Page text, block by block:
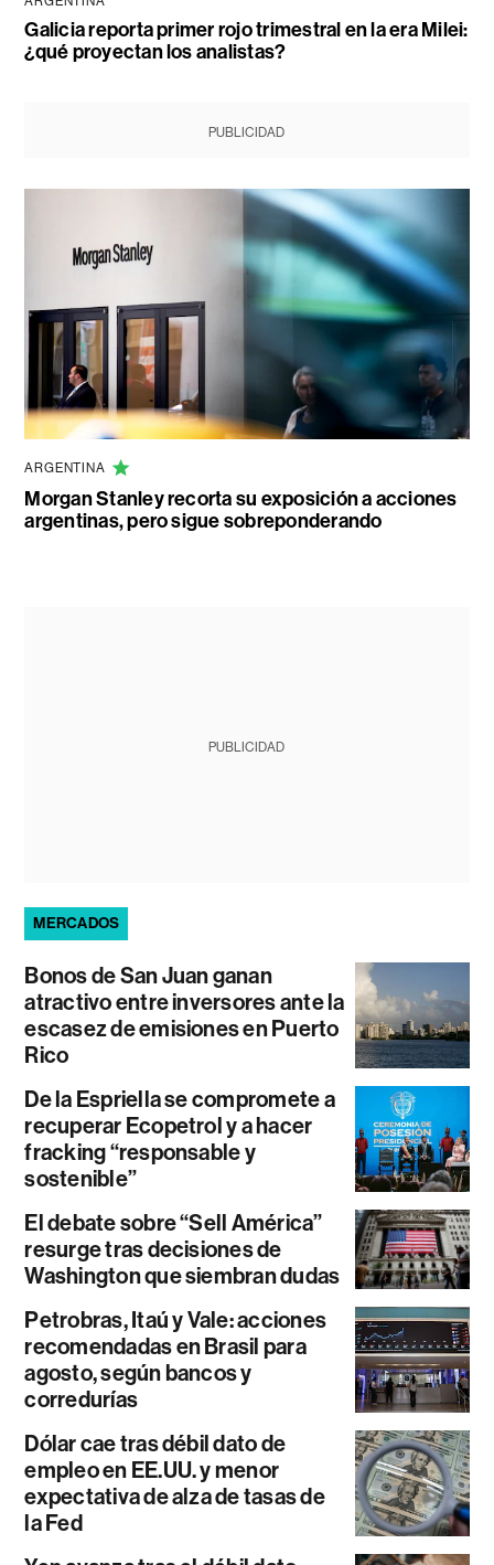
Galicia reporta primer rojo trimestral en la era Milei:
¿qué proyectan los analistas?
PUBLICIDAD
ARGENTINA
Morgan Stanley recorta su exposición a acciones
argentinas, pero sigue sobreponderando
PUBLICIDAD
MERCADOS
Bonos de San Juan ganan
atractivo entre inversores ante la
escasez de emisiones en Puerto
Rico
De la Espriella se compromete a
recuperar Ecopetrol y a hacer
fracking “responsable y
sostenible”
El debate sobre “Sell América”
resurge tras decisiones de
Washington que siembran dudas
Petrobras, Itaú y Vale: acciones
recomendadas en Brasil para
agosto, según bancos y
corredurías
Dólar cae tras débil dato de
empleo en EE.UU. y menor
expectativa de alza de tasas de
la Fed